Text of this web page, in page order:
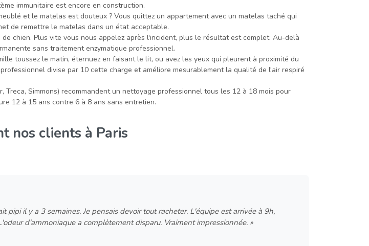
immunitaire est encore en construction.
et le matelas est douteux ? Vous quittez un appartement avec un matelas taché qui
de remettre le matelas dans un état acceptable.
chien. Plus vite vous nous appelez après l'incident, plus le résultat est complet. Au-delà
sans traitement enzymatique professionnel.
toussez le matin, éternuez en faisant le lit, ou avez les yeux qui pleurent à proximité du
divise par 10 cette charge et améliore mesurablement la qualité de l'air respiré
Treca, Simmons) recommandent un nettoyage professionnel tous les 12 à 18 mois pour
12 à 15 ans contre 6 à 8 ans sans entretien.
nos clients à Paris
il y a 3 semaines. Je pensais devoir tout racheter. L'équipe est arrivée à 9h,
d'ammoniaque a complètement disparu. Vraiment impressionnée. »